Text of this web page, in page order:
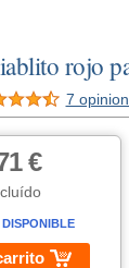
rojo
7
€